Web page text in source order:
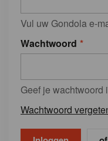
Vul uw Gondola e-
Wachtwoord
Geef je wachtwoord
Wachtwoord